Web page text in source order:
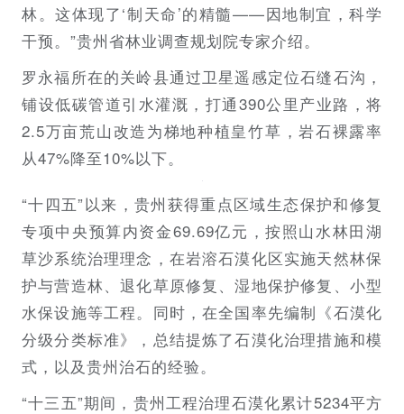
林。这体现了‘制天命’的精髓——因地制宜，科学
干预。”贵州省林业调查规划院专家介绍。
罗永福所在的关岭县通过卫星遥感定位石缝石沟，
铺设低碳管道引水灌溉，打通390公里产业路，将
2.5万亩荒山改造为梯地种植皇竹草，岩石裸露率
从47%降至10%以下。
“十四五”以来，贵州获得重点区域生态保护和修复
专项中央预算内资金69.69亿元，按照山水林田湖
草沙系统治理理念，在岩溶石漠化区实施天然林保
护与营造林、退化草原修复、湿地保护修复、小型
水保设施等工程。同时，在全国率先编制《石漠化
分级分类标准》，总结提炼了石漠化治理措施和模
式，以及贵州治石的经验。
“十三五”期间，贵州工程治理石漠化累计5234平方